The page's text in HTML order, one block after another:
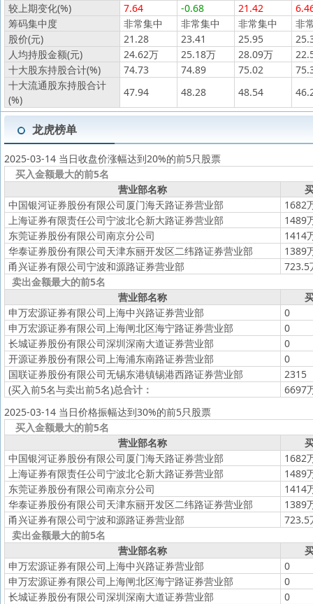
较上期变化(%)
7.64 -0.68 21.42
筹码集中度
非常集中 非常集中 非常集中
非
股价(元)
21.28 23.41 25.95
人均持股金额(元)
24.62万 25.18万 28.09万
十大股东持股合计(%)
74.73 74.89 75.02
十大流通股东持股合计
(%)
47.94 48.28 48.54
龙虎榜单
2025-03-14 当日收盘价涨幅达到20%的前5只股票
买入金额最大的前5名
营业部名称
中国银河证券股份有限公司厦门海天路证券营业部
1682
上海证券有限责任公司宁波北仑新大路证券营业部
1489
东莞证券股份有限公司南京分公司
1414
华泰证券股份有限公司天津东丽开发区二纬路证券营业部
1389
甬兴证券有限公司宁波和源路证券营业部
723.5
卖出金额最大的前5名
营业部名称
申万宏源证券有限公司上海中兴路证券营业部
0
申万宏源证券有限公司上海闸北区海宁路证券营业部
0
长城证券股份有限公司深圳深南大道证券营业部
0
开源证券股份有限公司上海浦东南路证券营业部
0
国联证券股份有限公司无锡东港镇锡港西路证券营业部
2315
(买入前5名与卖出前5名)总合计：
6697
2025-03-14 当日价格振幅达到30%的前5只股票
买入金额最大的前5名
营业部名称
中国银河证券股份有限公司厦门海天路证券营业部
1682
上海证券有限责任公司宁波北仑新大路证券营业部
1489
东莞证券股份有限公司南京分公司
1414
华泰证券股份有限公司天津东丽开发区二纬路证券营业部
1389
甬兴证券有限公司宁波和源路证券营业部
723.5
卖出金额最大的前5名
营业部名称
申万宏源证券有限公司上海中兴路证券营业部
0
申万宏源证券有限公司上海闸北区海宁路证券营业部
0
长城证券股份有限公司深圳深南大道证券营业部
0